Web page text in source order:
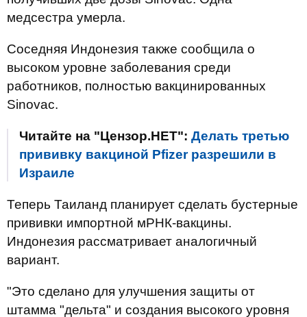
медсестра умерла.
Соседняя Индонезия также сообщила о
высоком уровне заболевания среди
работников, полностью вакцинированных
Sinovac.
Читайте на "Цензор.НЕТ": Делать третью
прививку вакциной Pfizer разрешили в
Израиле
Теперь Таиланд планирует сделать бустерные
прививки импортной мРНК-вакцины.
Индонезия рассматривает аналогичный
вариант.
"Это сделано для улучшения защиты от
штамма "дельта" и создания высокого уровня